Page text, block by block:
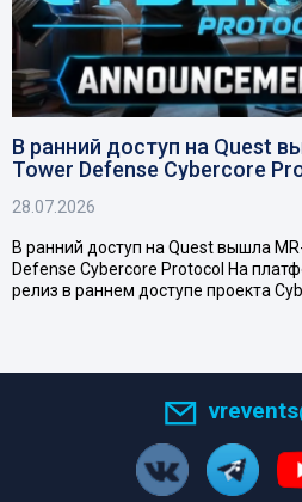
В ранний доступ на Quest
Tower Defense Cybercore
28.07.2026
В ранний доступ на Quest вышла
Defense Cybercore Protocol На
релиз в раннем доступе проекта